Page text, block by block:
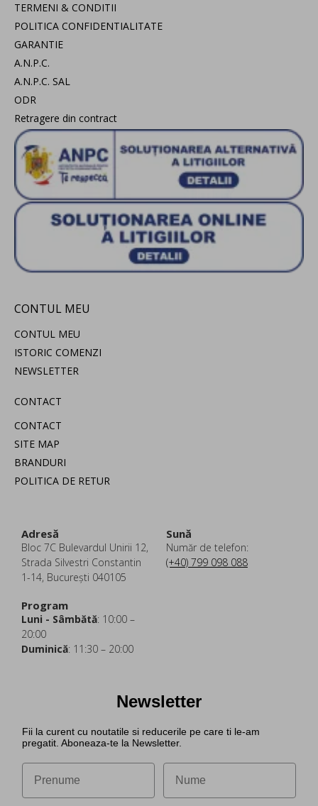
TERMENI & CONDITII
POLITICA CONFIDENTIALITATE
GARANTIE
A.N.P.C.
A.N.P.C. SAL
ODR
Retragere din contract
CONTUL MEU
CONTUL MEU
ISTORIC COMENZI
NEWSLETTER
CONTACT
CONTACT
SITE MAP
BRANDURI
POLITICA DE RETUR
Adresă
Bloc 7C Bulevardul Unirii 12,
Strada Silvestri Constantin
1-14, București 040105
Sună
Număr de telefon:
(+40) 799 098 088
Program
Luni - Sâmbătă: 10:00 –
20:00
Duminică: 11:30 – 20:00
Newsletter
Fii la curent cu noutatile si reducerile pe care ti le-am
pregatit. Aboneaza-te la Newsletter.